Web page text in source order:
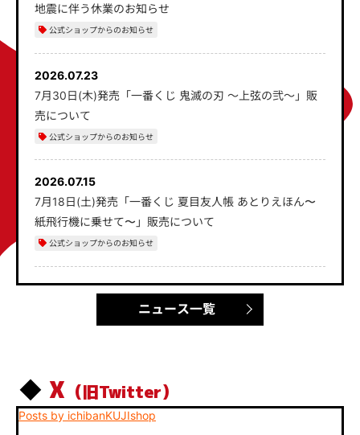
地震に伴う休業のお知らせ
公式ショップからのお知らせ
2026.07.23
7月30日(木)発売「一番くじ 鬼滅の刃 ～上弦の弐～」販
売について
公式ショップからのお知らせ
2026.07.15
7月18日(土)発売「一番くじ 夏目友人帳 あとりえほん〜
紙飛行機に乗せて〜」販売について
公式ショップからのお知らせ
ニュース一覧
X （旧Twitter）
Posts by ichibanKUJIshop